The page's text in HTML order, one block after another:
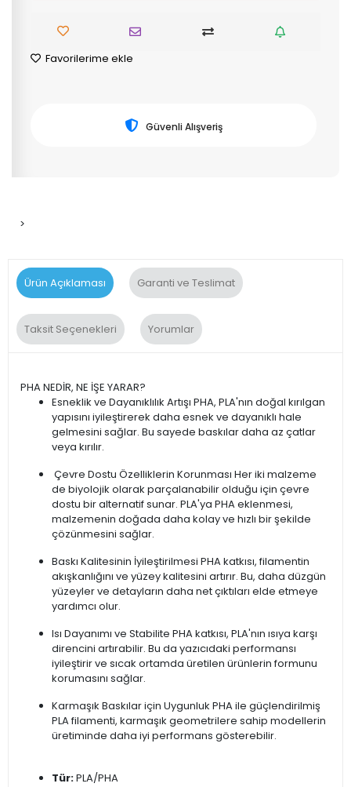
Favorilerime ekle
Güvenli Alışveriş
>
Ürün Açıklaması Garanti ve Teslimat
Taksit Seçenekleri Yorumlar
PHA NEDİR, NE İŞE YARAR?
Esneklik ve Dayanıklılık Artışı PHA, PLA'nın doğal kırılgan
yapısını iyileştirerek daha esnek ve dayanıklı hale
gelmesini sağlar. Bu sayede baskılar daha az çatlar
veya kırılır.
Çevre Dostu Özelliklerin Korunması Her iki malzeme
de biyolojik olarak parçalanabilir olduğu için çevre
dostu bir alternatif sunar. PLA'ya PHA eklenmesi,
malzemenin doğada daha kolay ve hızlı bir şekilde
çözünmesini sağlar.
Baskı Kalitesinin İyileştirilmesi PHA katkısı, filamentin
akışkanlığını ve yüzey kalitesini artırır. Bu, daha düzgün
yüzeyler ve detayların daha net çıktıları elde etmeye
yardımcı olur.
Isı Dayanımı ve Stabilite PHA katkısı, PLA'nın ısıya karşı
direncini artırabilir. Bu da yazıcıdaki performansı
iyileştirir ve sıcak ortamda üretilen ürünlerin formunu
korumasını sağlar.
Karmaşık Baskılar için Uygunluk PHA ile güçlendirilmiş
PLA filamenti, karmaşık geometrilere sahip modellerin
üretiminde daha iyi performans gösterebilir.
Tür:PLA/PHA